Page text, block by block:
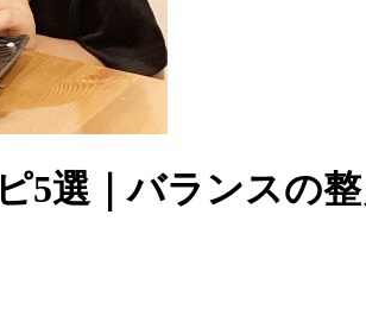
5選｜バランスの